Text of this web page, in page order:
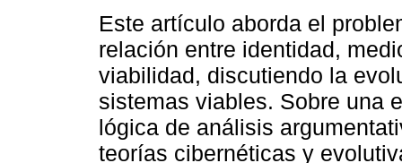
Este artículo aborda el
relación entre identidad,
viabilidad, discutiendo la
sistemas viables. Sobre una
lógica de análisis
teorías cibernéticas y